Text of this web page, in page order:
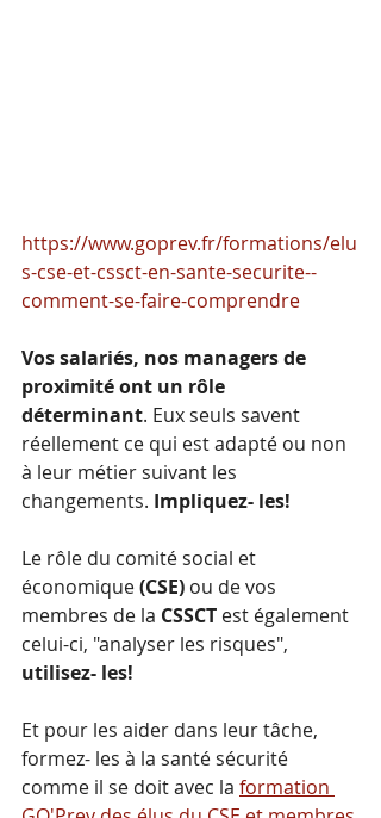
https://www.goprev.fr/formations/elu
s-cse-et-cssct-en-sante-securite--
comment-se-faire-comprendre
Vos salariés, nos managers de
proximité ont un rôle
déterminant. Eux seuls savent
réellement ce qui est adapté ou non
à leur métier suivant les
changements. Impliquez- les!
Le rôle du comité social et
économique (CSE) ou de vos
membres de la CSSCT est également
celui-ci, "analyser les risques",
utilisez- les!
Et pour les aider dans leur tâche,
formez- les à la santé sécurité
comme il se doit avec la formation